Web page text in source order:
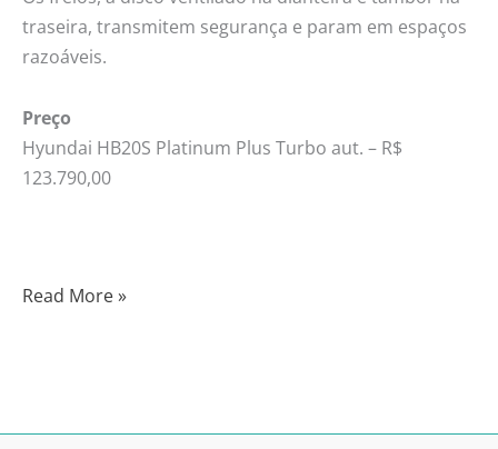
traseira, transmitem segurança e param em espaços
razoáveis.
Preço
Hyundai HB20S Platinum Plus Turbo aut. – R$
123.790,00
Read More »